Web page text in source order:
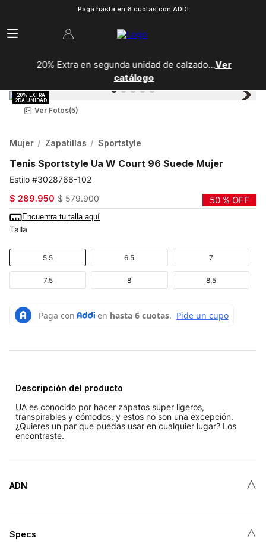
Paga hasta en 6 cuotas con ADDI
20% Extra en segunda unidad de calzado...Ver
catálogo
Ver Fotos(5)
Mujer Zapatillas Sportstyle
Tenis Sportstyle Ua W Court 96 Suede Mujer
3028766-102
$ 289.950 $ 579.900 50 % OFF
Encuentra tu talla aquí
Talla
5.5 6.5 7
7.5 8 8.5
Descripción del producto
UA es conocido por hacer zapatos súper ligeros,
transpirables y cómodos, y estos no son una excepción.
¿Quieres un par que puedas usar en cualquier lugar? Los
encontraste.
ADN ˄
Specs ˄